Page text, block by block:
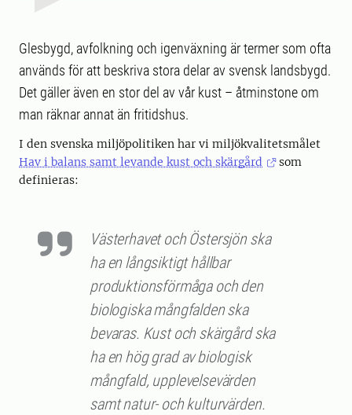
Glesbygd, avfolkning och igenväxning är termer som ofta
används för att beskriva stora delar av svensk landsbygd.
Det gäller även en stor del av vår kust – åtminstone om
man räknar annat än fritidshus.
I den svenska miljöpolitiken har vi miljökvalitetsmålet
Hav i balans samt levande kust och skärgård
som
definieras:
Västerhavet och Östersjön ska
ha en långsiktigt hållbar
produktionsförmåga och den
biologiska mångfalden ska
bevaras. Kust och skärgård ska
ha en hög grad av biologisk
mångfald, upplevelsevärden
samt natur- och kulturvärden.